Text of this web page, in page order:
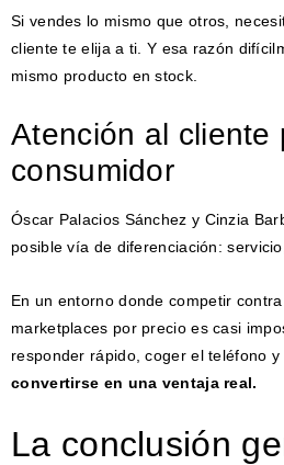
Si vendes lo mismo que otros,
cliente te elija a ti. Y esa razón
mismo producto en stock.
Atención al cliente
consumidor
Óscar Palacios Sánchez y Cinzia
posible vía de diferenciación:
En un entorno donde competir
marketplaces por precio es casi
responder rápido, coger el teléfono
convertirse en una ventaja real.
La conclusión